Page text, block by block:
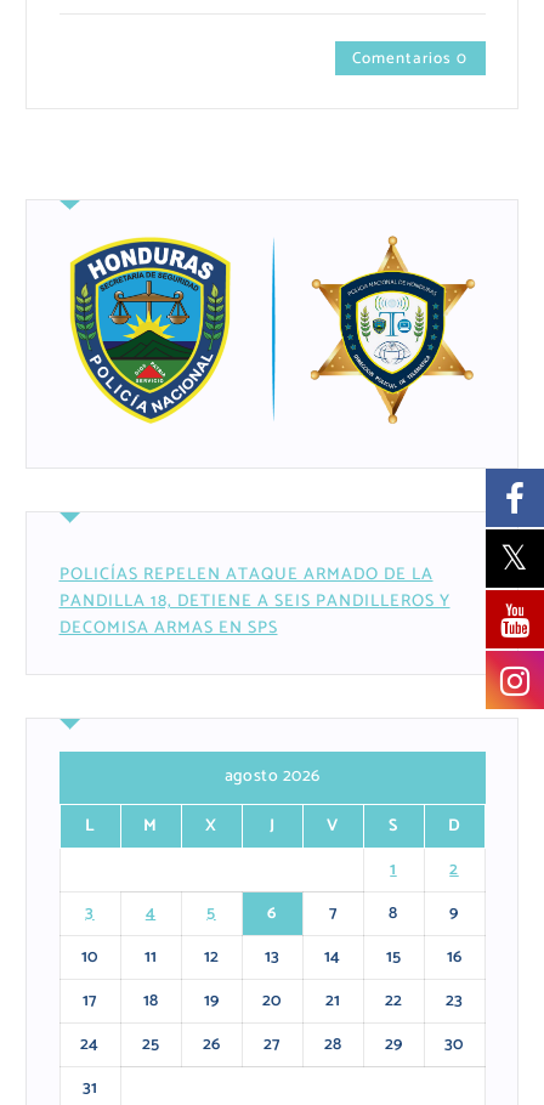
Comentarios 0
POLICÍAS REPELEN ATAQUE ARMADO DE LA
PANDILLA 18, DETIENE A SEIS PANDILLEROS Y
DECOMISA ARMAS EN SPS
agosto 2026
L
M X J V S
D
1
2
3
4 5 6 7 8
9
10
11 12 13 14 15
16
17
18 19 20 21 22
23
24
25 26 27 28 29
30
31